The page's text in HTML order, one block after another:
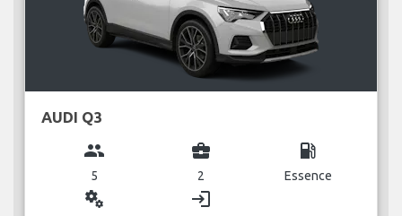
AUDI Q3
group
5
business_center
2
local_gas_station
Essence
miscellaneous_services login